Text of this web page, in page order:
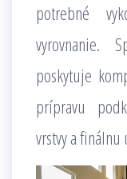
potrebné
vyrovnanie.
poskytuje
prípravu
vrstvy a